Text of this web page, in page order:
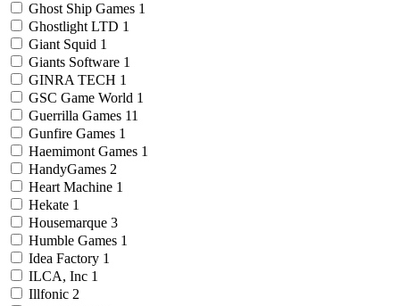
Ghost Ship Games 1
Ghostlight LTD 1
Giant Squid 1
Giants Software 1
GINRA TECH 1
GSC Game World 1
Guerrilla Games 11
Gunfire Games 1
Haemimont Games 1
HandyGames 2
Heart Machine 1
Hekate 1
Housemarque 3
Humble Games 1
Idea Factory 1
ILCA, Inc 1
Illfonic 2